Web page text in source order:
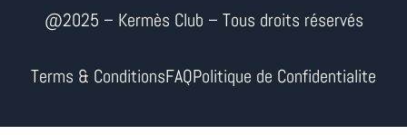
@2025 – Kermès Club – Tous droits réservés
Terms & ConditionsFAQPolitique de Confidentialite